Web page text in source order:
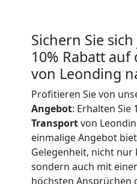
Sichern Sie
10% Rabatt
von Leonding
Profitieren Sie von
Angebot: Erhalten Sie
Transportvon
einmalige Angebot
Gelegenheit, nicht
sondern auch mit
höchsten Ansprüchen
Leonding
Kleiner
Umzug
Leonding